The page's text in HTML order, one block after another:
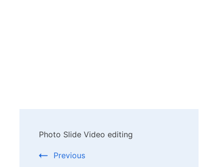
Navigation
Photo Slide Video editing
Previous